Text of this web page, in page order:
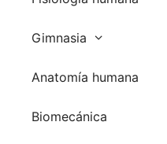
Gimnasia
Anatomía humana
Biomecánica